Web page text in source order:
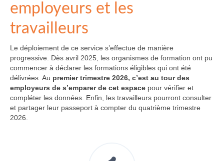
employeurs et les
travailleurs
Le déploiement de ce service s’effectue de manière
progressive. Dès avril 2025, les organismes de formation ont pu
commencer à déclarer les formations éligibles qui ont été
délivrées. Au premier trimestre 2026, c’est au tour des
employeurs de s’emparer de cet espace pour vérifier et
compléter les données. Enfin, les travailleurs pourront consulter
et partager leur passeport à compter du quatrième trimestre
2026.